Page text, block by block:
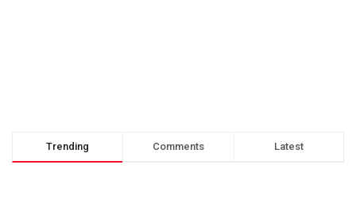
Trending Comments Latest